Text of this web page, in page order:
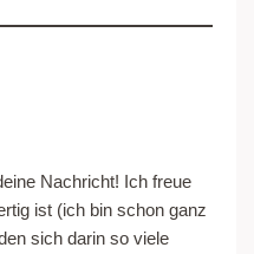
Nachricht! Ich freue
ist (ich bin schon ganz
sich darin so viele